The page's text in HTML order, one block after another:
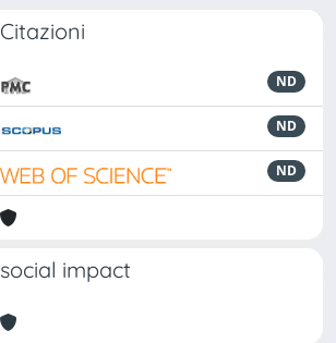
Citazioni
ND
ND
ND
social impact